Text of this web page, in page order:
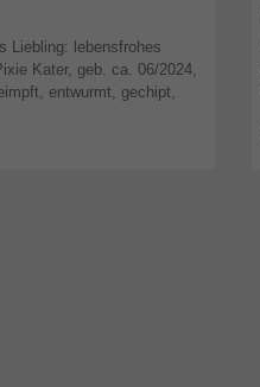
Liebling: lebensfrohes
Kater, geb. ca. 06/2024,
entwurmt, gechipt,
Katerchen Pix ...